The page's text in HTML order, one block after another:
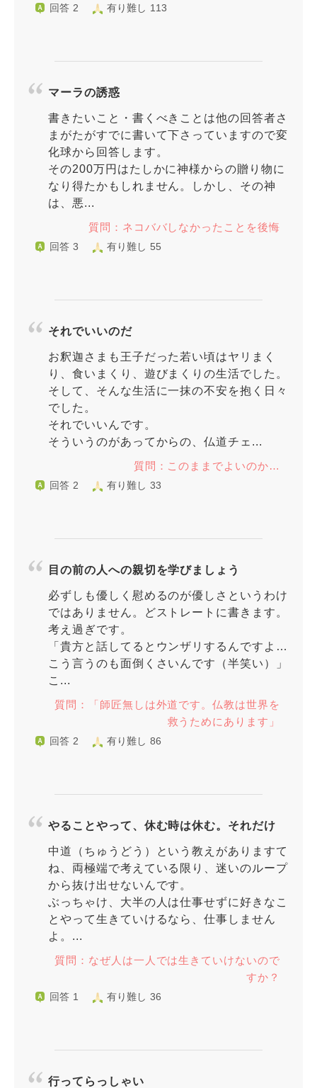
回答 2 有り難し 113
マーラの誘惑
書きたいこと・書くべきことは他の回答者さ
まがたがすでに書いて下さっていますので変
化球から回答します。
その200万円はたしかに神様からの贈り物に
なり得たかもしれません。しかし、その神
は、悪...
質問：ネコババしなかったことを後悔
回答 3 有り難し 55
それでいいのだ
お釈迦さまも王子だった若い頃はヤリまく
り、食いまくり、遊びまくりの生活でした。
そして、そんな生活に一抹の不安を抱く日々
でした。
それでいいんです。
そういうのがあってからの、仏道チェ...
質問：このままでよいのか…
回答 2 有り難し 33
目の前の人への親切を学びましょう
必ずしも優しく慰めるのが優しさというわけ
ではありません。どストレートに書きます。
考え過ぎです。
「貴方と話してるとウンザリするんですよ…
こう言うのも面倒くさいんです（半笑い）」
こ...
質問：「師匠無しは外道です。仏教は世界を
救うためにあります」
回答 2 有り難し 86
やることやって、休む時は休む。それだけ
中道（ちゅうどう）という教えがありますて
ね、両極端で考えている限り、迷いのループ
から抜け出せないんです。
ぶっちゃけ、大半の人は仕事せずに好きなこ
とやって生きていけるなら、仕事しません
よ。...
質問：なぜ人は一人では生きていけないので
すか？
回答 1 有り難し 36
行ってらっしゃい